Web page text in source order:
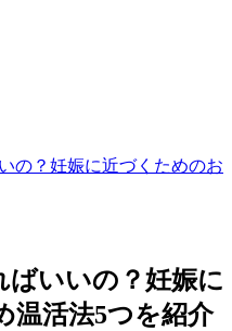
の？妊娠に近づくためのお
ばいいの？妊娠に
温活法5つを紹介